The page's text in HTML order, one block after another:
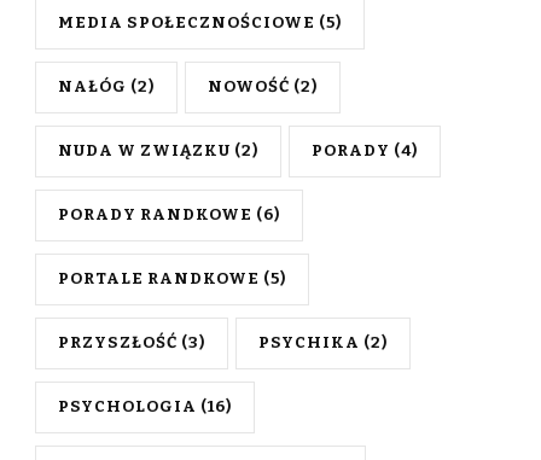
MEDIA SPOŁECZNOŚCIOWE (5)
NAŁÓG (2) NOWOŚĆ (2)
NUDA W ZWIĄZKU (2) PORADY (4)
PORADY RANDKOWE (6)
PORTALE RANDKOWE (5)
PRZYSZŁOŚĆ (3) PSYCHIKA (2)
PSYCHOLOGIA (16)